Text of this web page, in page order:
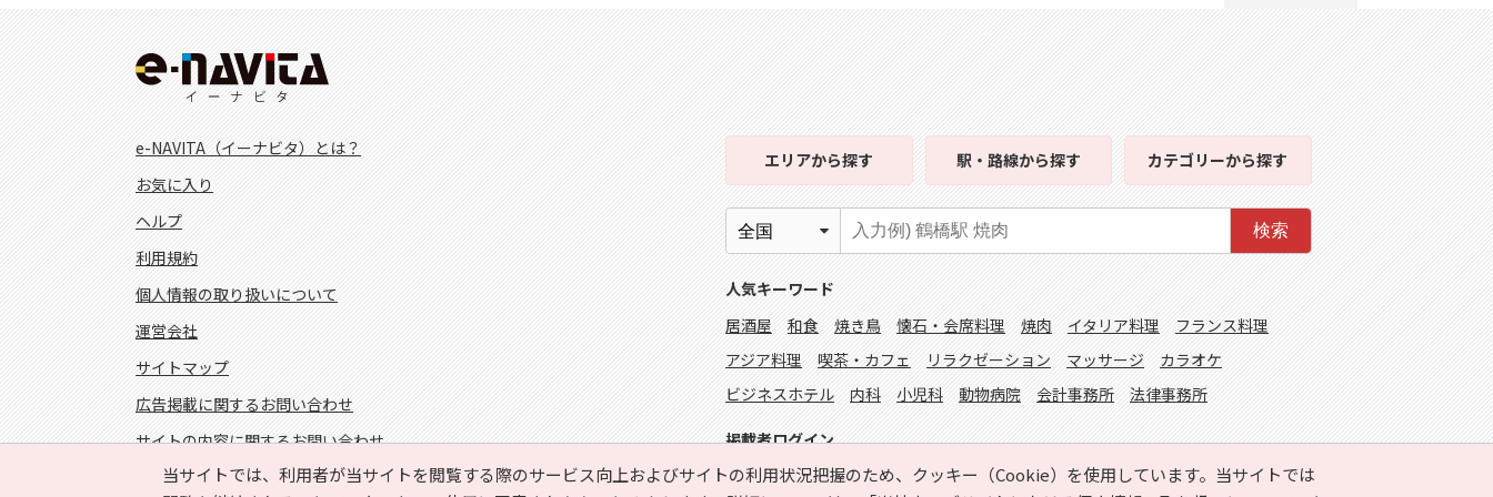
当サイトでは、利用者が当サイトを閲覧する際のサービス向上およびサイトの利用状況把握のため、クッキー（Cookie）を使用しています。当サイトでは
e-NAVITA（イーナビタ）とは？
お気に入り
ヘルプ
利用規約
個人情報の取り扱いについて
運営会社
サイトマップ
広告掲載に関するお問い合わせ
サイトの内容に関するお問い合わせ
エリアから探す 駅・路線から探す カテゴリーから探す
検索
人気キーワード
居酒屋
和食 焼き鳥 懐石・会席料理 焼肉 イタリア料理
フランス料理
アジア料理
喫茶・カフェ リラクゼーション マッサージ
カラオケ
ビジネスホテル
内科 小児科 動物病院 会計事務所 法律事務所
掲載者ログイン